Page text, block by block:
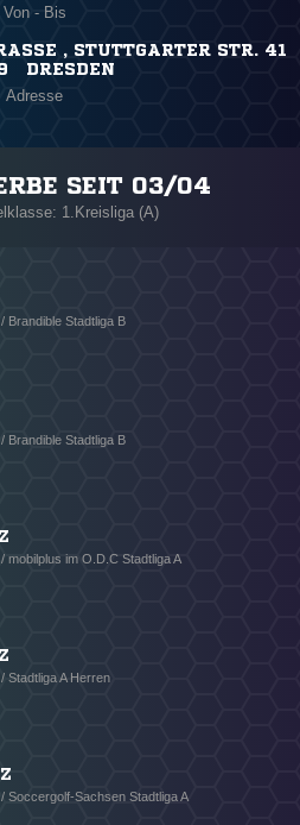
Von - Bis
, STUTTGARTER STR. 41
DRESDEN
Adresse
SEIT 03/04
1.Kreisliga (A)
Brandible Stadtliga B
Brandible Stadtliga B
mobilplus im O.D.C Stadtliga A
Stadtliga A Herren
Soccergolf-Sachsen Stadtliga A